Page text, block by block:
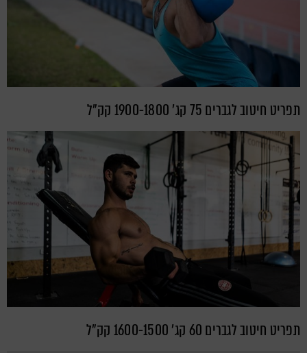
תפריט חיטוב לגברים 75 קג' 1900-1800 קק"ל
תפריט חיטוב לגברים 60 קג' 1600-1500 קק"ל